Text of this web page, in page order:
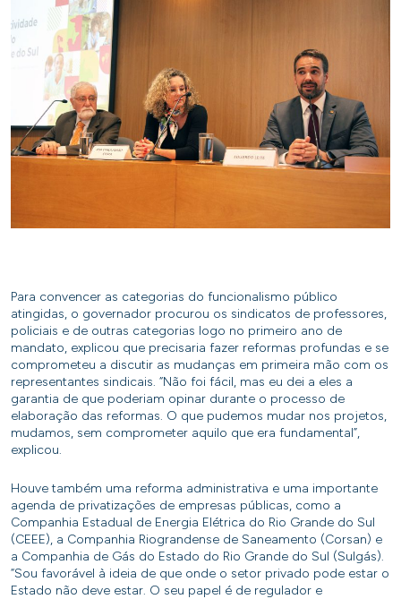
Para convencer as categorias do funcionalismo público
atingidas, o governador procurou os sindicatos de professores,
policiais e de outras categorias logo no primeiro ano de
mandato, explicou que precisaria fazer reformas profundas e se
comprometeu a discutir as mudanças em primeira mão com os
representantes sindicais. “Não foi fácil, mas eu dei a eles a
garantia de que poderiam opinar durante o processo de
elaboração das reformas. O que pudemos mudar nos projetos,
mudamos, sem comprometer aquilo que era fundamental”,
explicou.
Houve também uma reforma administrativa e uma importante
agenda de privatizações de empresas públicas, como a
Companhia Estadual de Energia Elétrica do Rio Grande do Sul
(CEEE), a Companhia Riograndense de Saneamento (Corsan) e
a Companhia de Gás do Estado do Rio Grande do Sul (Sulgás).
“Sou favorável à ideia de que onde o setor privado pode estar o
Estado não deve estar. O seu papel é de regulador e